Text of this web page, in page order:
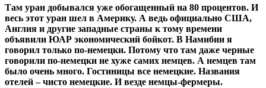
Там уран добывался уже обогащенный на 80 процентов. И
весь этот уран шел в Америку. А ведь официально США,
Англия и другие западные страны к тому времени
объявили ЮАР экономический бойкот. В Намибии я
говорил только по-немецки. Потому что там даже черные
говорили по-немецки не хуже самих немцев. А немцев там
было очень много. Гостиницы все немецкие. Названия
отелей – чисто немецкие. И везде немцы-фермеры.